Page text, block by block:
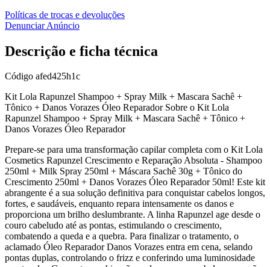
Políticas de trocas e devoluções
Denunciar Anúncio
Descrição e ficha técnica
Código afed425h1c
Kit Lola Rapunzel Shampoo + Spray Milk + Mascara Sachê +
Tônico + Danos Vorazes Óleo Reparador Sobre o Kit Lola
Rapunzel Shampoo + Spray Milk + Mascara Sachê + Tônico +
Danos Vorazes Óleo Reparador
Prepare-se para uma transformação capilar completa com o Kit Lola
Cosmetics Rapunzel Crescimento e Reparação Absoluta - Shampoo
250ml + Milk Spray 250ml + Máscara Sachê 30g + Tônico do
Crescimento 250ml + Danos Vorazes Óleo Reparador 50ml! Este kit
abrangente é a sua solução definitiva para conquistar cabelos longos,
fortes, e saudáveis, enquanto repara intensamente os danos e
proporciona um brilho deslumbrante. A linha Rapunzel age desde o
couro cabeludo até as pontas, estimulando o crescimento,
combatendo a queda e a quebra. Para finalizar o tratamento, o
aclamado Óleo Reparador Danos Vorazes entra em cena, selando
pontas duplas, controlando o frizz e conferindo uma luminosidade